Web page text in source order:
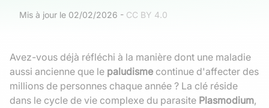
Mis à jour le 02/02/2026 - CC BY 4.0
Avez-vous déjà réfléchi à la manière dont une maladie
aussi ancienne que le paludisme continue d'affecter des
millions de personnes chaque année ? La clé réside
dans le cycle de vie complexe du parasite Plasmodium,